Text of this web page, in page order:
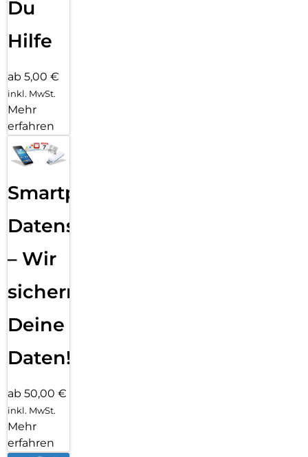
Du
Hilfe
ab 5,00 €
inkl. MwSt.
Mehr
erfahren
Smartphone
Datensicherung
– Wir
sichern
Deine
Daten!
ab 50,00 €
inkl. MwSt.
Mehr
erfahren